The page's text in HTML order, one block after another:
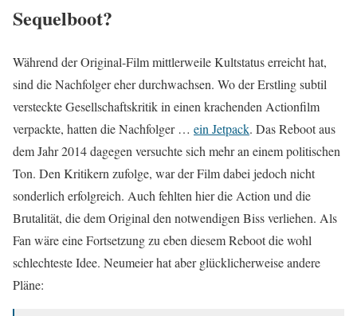
Sequelboot?
Während der Original-Film mittlerweile Kultstatus erreicht hat,
sind die Nachfolger eher durchwachsen. Wo der Erstling subtil
versteckte Gesellschaftskritik in einen krachenden Actionfilm
verpackte, hatten die Nachfolger … ein Jetpack. Das Reboot aus
dem Jahr 2014 dagegen versuchte sich mehr an einem politischen
Ton. Den Kritikern zufolge, war der Film dabei jedoch nicht
sonderlich erfolgreich. Auch fehlten hier die Action und die
Brutalität, die dem Original den notwendigen Biss verliehen. Als
Fan wäre eine Fortsetzung zu eben diesem Reboot die wohl
schlechteste Idee. Neumeier hat aber glücklicherweise andere
Pläne: